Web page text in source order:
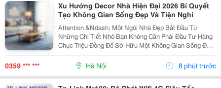
Xu Hướng Decor Nhà Hiện Đại 2026 Bí Quyết
Tạo Không Gian Sống Đẹp Và Tiện Nghi
Attention &Ndash; Một Ngôi Nhà Đẹp Bắt Đầu Từ
Những Chi Tiết Nhỏ Bạn Không Cần Phải Đầu Tư Hàng
Chục Triệu Đồng Để Sở Hữu Một Không Gian Sống Đẹp.
Chỉ Với Vài Món Đồ Decor Phù Hợp Như Ghế Lười, Đèn
Trang Trí, Thảm Trải Sàn Hay Tranh Treo Tường, Căn...
0359 *** *** Hà Nội 8 phút trước